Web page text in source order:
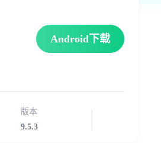
Android下载
版本
9.5.3